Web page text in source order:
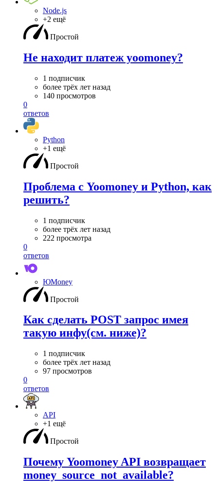
Node.js
+2 ещё
Простой
Не находит платеж yoomoney?
1 подписчик
более трёх лет назад
140 просмотров
0
ответов
Python
+1 ещё
Простой
Проблема с Yoomoney и Python, как
решить?
1 подписчик
более трёх лет назад
222 просмотра
0
ответов
ЮMoney
Простой
Как сделать POST запрос имея
такую инфу(см. ниже)?
1 подписчик
более трёх лет назад
97 просмотров
0
ответов
API
+1 ещё
Простой
Почему Yoomoney API возвращает
money_source_not_available?